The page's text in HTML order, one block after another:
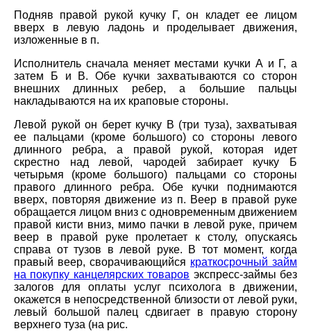
Подняв правой рукой кучку Г, он кладет ее лицом
вверх в левую ладонь и проделывает движения,
изложенные в п.
Исполнитель сначала меняет местами кучки А и Г, а
затем Б и В. Обе кучки захватываются со сторон
внешних длинных ребер, а большие пальцы
накладываются на их краповые стороны.
Левой рукой он берет кучку В (три туза), захватывая
ее пальцами (кроме большого) со стороны левого
длинного ребра, а правой рукой, которая идет
скрестно над левой, чародей забирает кучку Б
четырьмя (кроме большого) пальцами со стороны
правого длинного ребра. Обе кучки поднимаются
вверх, повторяя движение из п. Веер в правой руке
обращается лицом вниз с одновременным движением
правой кисти вниз, мимо пачки в левой руке, причем
веер в правой руке пролетает к столу, опускаясь
справа от тузов в левой руке. В тот момент, когда
правый веер, сворачивающийся краткосрочный займ
на покупку канцелярских товаров экспресс-займы без
залогов для оплаты услуг психолога в движении,
окажется в непосредственной близости от левой руки,
левый большой палец сдвигает в правую сторону
верхнего туза (на рис.